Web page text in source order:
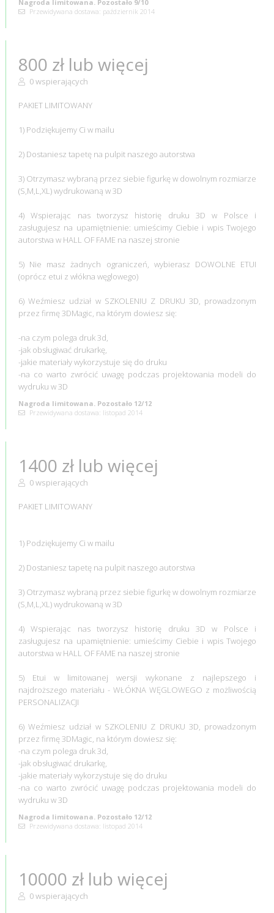
Nagroda limitowana. Pozostało 9/10
Przewidywana dostawa: październik 2014
800 zł lub więcej
0 wspierających
PAKIET LIMITOWANY
1) Podziękujemy Ci w mailu
2) Dostaniesz tapetę na pulpit naszego autorstwa
3) Otrzymasz wybraną przez siebie figurkę w dowolnym rozmiarze
(S,M,L,XL) wydrukowaną w 3D
4) Wspierając nas tworzysz historię druku 3D w Polsce i
zasługujesz na upamiętnienie: umieścimy Ciebie i wpis Twojego
autorstwa w HALL OF FAME na naszej stronie
5) Nie masz żadnych ograniczeń, wybierasz DOWOLNE ETUI
(oprócz etui z włókna węglowego)
6) Weźmiesz udział w SZKOLENIU Z DRUKU 3D, prowadzonym
przez firmę 3DMagic, na którym dowiesz się:
-na czym polega druk 3d,
-jak obsługiwać drukarkę,
-jakie materiały wykorzystuje się do druku
-na co warto zwrócić uwagę podczas projektowania modeli do
wydruku w 3D
Nagroda limitowana. Pozostało 12/12
Przewidywana dostawa: listopad 2014
1400 zł lub więcej
0 wspierających
PAKIET LIMITOWANY
1) Podziękujemy Ci w mailu
2) Dostaniesz tapetę na pulpit naszego autorstwa
3) Otrzymasz wybraną przez siebie figurkę w dowolnym rozmiarze
(S,M,L,XL) wydrukowaną w 3D
4) Wspierając nas tworzysz historię druku 3D w Polsce i
zasługujesz na upamiętnienie: umieścimy Ciebie i wpis Twojego
autorstwa w HALL OF FAME na naszej stronie
5) Etui w limitowanej wersji wykonane z najlepszego i
najdroższego materiału - WŁÓKNA WĘGLOWEGO z możliwością
PERSONALIZACJI
6) Weźmiesz udział w SZKOLENIU Z DRUKU 3D, prowadzonym
przez firmę 3DMagic, na którym dowiesz się:
-na czym polega druk 3d,
-jak obsługiwać drukarkę,
-jakie materiały wykorzystuje się do druku
-na co warto zwrócić uwagę podczas projektowania modeli do
wydruku w 3D
Nagroda limitowana. Pozostało 12/12
Przewidywana dostawa: listopad 2014
10000 zł lub więcej
0 wspierających